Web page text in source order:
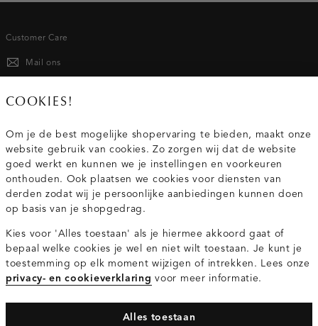
Customer Care
Mail ons
Service
Wij zijn Costes
Topcategorieën voor jou
Privacy- en cookieverklaringAlgemene Voorwaarden
COOKIES!
Om je de best mogelijke shopervaring te bieden, maakt onze
website gebruik van cookies. Zo zorgen wij dat de website
goed werkt en kunnen we je instellingen en voorkeuren
onthouden. Ook plaatsen we cookies voor diensten van
derden zodat wij je persoonlijke aanbiedingen kunnen doen
op basis van je shopgedrag.
Kies voor 'Alles toestaan' als je hiermee akkoord gaat of
bepaal welke cookies je wel en niet wilt toestaan. Je kunt je
toestemming op elk moment wijzigen of intrekken. Lees onze
privacy- en cookieverklaring voor meer informatie.
Alles toestaan